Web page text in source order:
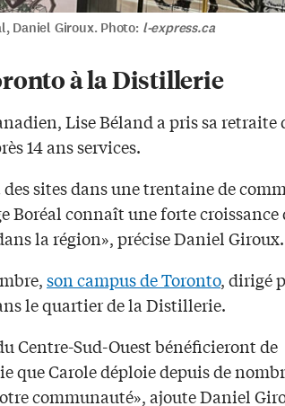
Daniel Giroux. Photo: l-express.ca
à la Distillerie
Lise Béland a pris sa retraite
14 ans services.
sites dans une trentaine de
Boréal connaît une forte croissance
la région», précise Daniel Giroux.
son campus de Toronto, dirigé
le quartier de la Distillerie.
Centre-Sud-Ouest bénéficieront de
que Carole déploie depuis de
communauté», ajoute Daniel